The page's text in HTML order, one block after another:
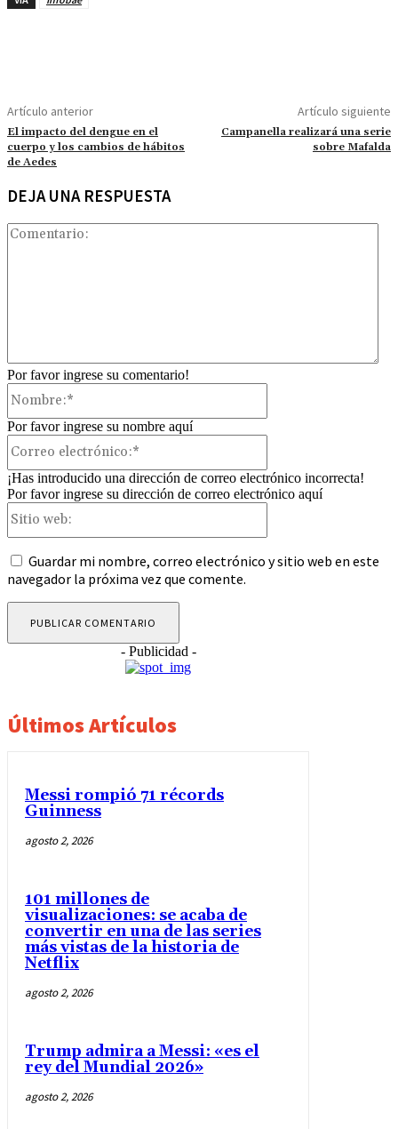
Artículo anterior
El impacto del dengue en el
cuerpo y los cambios de hábitos
de Aedes
Artículo siguiente
Campanella realizará una serie
sobre Mafalda
DEJA UNA RESPUESTA
Por favor ingrese su comentario!
Por favor ingrese su nombre aquí
¡Has introducido una dirección de correo electrónico incorrecta!
Por favor ingrese su dirección de correo electrónico aquí
Guardar mi nombre, correo electrónico y sitio web en este
navegador la próxima vez que comente.
- Publicidad -
Últimos Artículos
Messi rompió 71 récords
Guinness
agosto 2, 2026
101 millones de
visualizaciones: se acaba de
convertir en una de las series
más vistas de la historia de
Netflix
agosto 2, 2026
Trump admira a Messi: «es el
rey del Mundial 2026»
agosto 2, 2026